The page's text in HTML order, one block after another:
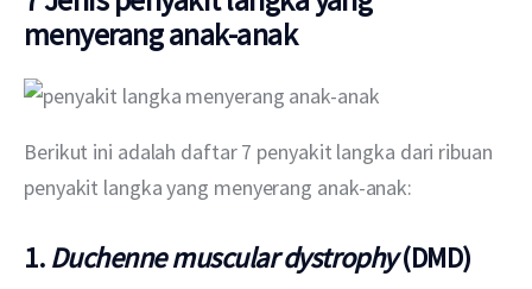
menyerang anak-anak
Berikut ini adalah daftar 7 penyakit langka dari ribuan
penyakit langka yang menyerang anak-anak:
1.Duchenne muscular dystrophy(DMD)